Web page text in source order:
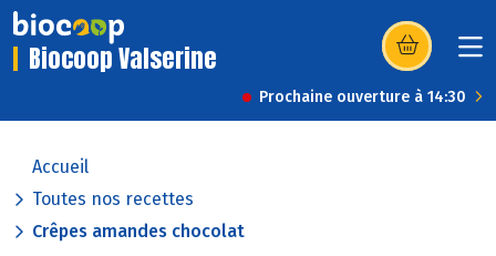
Biocoop Valserine (s’ouvre dans
Prochaine ouverture à 14:30
Accueil
Toutes nos recettes
Crêpes amandes chocolat